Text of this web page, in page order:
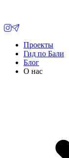
Проекты
Гид по Бали
Блог
О нас